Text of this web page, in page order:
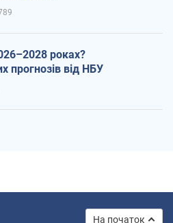
роках?
прогнозів від НБУ
На початок